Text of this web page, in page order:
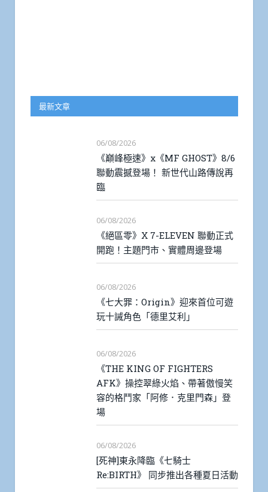
最新文章
06/08/2026
《巔峰極速》x《MF GHOST》8/6
聯動震撼登場！ 新世代山路傳說再
臨
06/08/2026
《絕區零》X 7-ELEVEN 聯動正式
開跑！主題門市、實體周邊登場
06/08/2026
《七大罪：Origin》迎來首位可遊
玩十誡角色「德里艾利」
06/08/2026
《THE KING OF FIGHTERS
AFK》操控翠綠火焰、帶著傲慢笑
容的格鬥家「阿修．克里門森」登
場
06/08/2026
[死神]東永降臨《七騎士
Re:BIRTH》 同步推出各種夏日活動